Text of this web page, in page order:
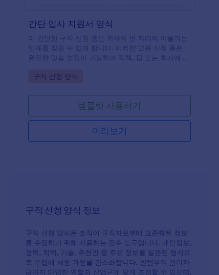
간단 입사 지원서 양식
이 간단한 구직 신청 폼은 귀사의 빈 자리에 어울리는
인재를 찾을 수 있게 합니다. 이러한 고용 신청 폼은
완전한 맞춤 설정이 가능하며 직책, 팀 또는 회사에 대
이러한 기본적인 구직 신청 폼은 구직자의 연락처 정
폼 필드들에 대한 다른 아이디어는 "왜 귀하가 이 직책
에 어울린다고 생각하나요?", "귀하의 웹사이트나 포
트폴리오를 공유해 주세요" 그리고 "귀하는 현지 출생
의 구직자 인가요?" 와 같은 질문들이 포함될 수 있습
Go to Category:
구직 신청 양식
템플릿 사용하기
미리보기
구직 신청 양식 정보
구직 신청 양식은 조직이 구직자로부터 표준화된 정보
를 수집하기 위해 사용하는 필수 도구입니다. 개인정보,
경력, 학력, 기술, 추천인 등 주요 정보를 일관된 형식으
로 수집해 채용 과정을 간소화합니다. 인턴부터 관리자
급까지 다양한 역할과 산업군에 맞게 조정할 수 있으며,